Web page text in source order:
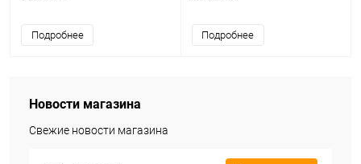
Подробнее Подробнее
Новости магазина
Свежие новости магазина